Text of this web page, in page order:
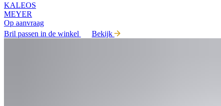
KALEOS
MEYER
Op aanvraag
Bril passen in de winkel
Bekijk